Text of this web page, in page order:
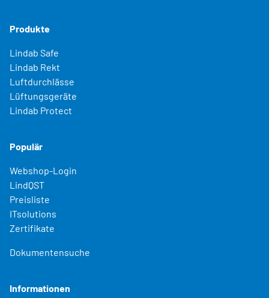
Produkte
Lindab Safe
Lindab Rekt
Luftdurchlässe
Lüftungsgeräte
Lindab Protect
Populär
Webshop-Login
LindQST
Preisliste
ITsolutions
Zertifikate
Dokumentensuche
Informationen